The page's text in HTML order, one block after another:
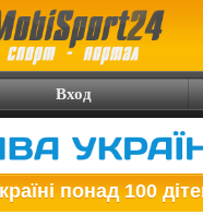
Вход
понад 100